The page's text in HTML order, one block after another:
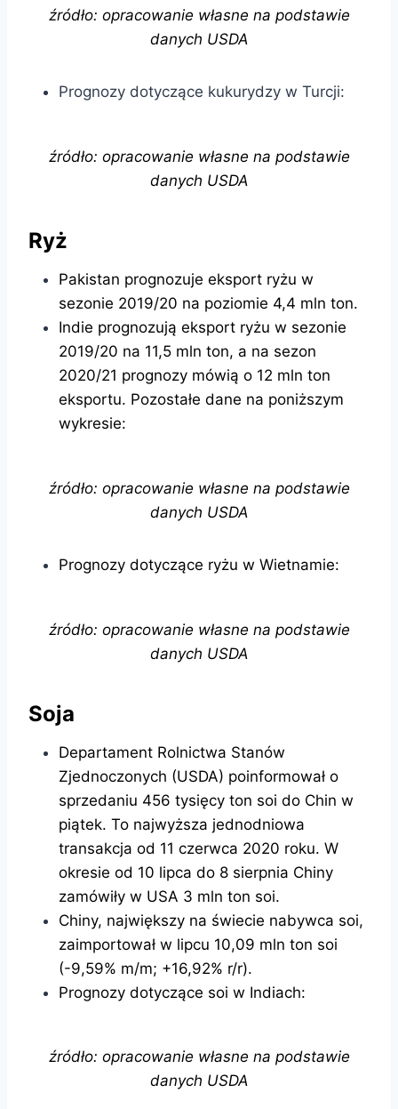
źródło: opracowanie własne na podstawie
danych USDA
Prognozy dotyczące kukurydzy w Turcji:
źródło: opracowanie własne na podstawie
danych USDA
Ryż
Pakistan prognozuje eksport ryżu w
sezonie 2019/20 na poziomie 4,4 mln ton.
Indie prognozują eksport ryżu w sezonie
2019/20 na 11,5 mln ton, a na sezon
2020/21 prognozy mówią o 12 mln ton
eksportu. Pozostałe dane na poniższym
wykresie:
źródło: opracowanie własne na podstawie
danych USDA
Prognozy dotyczące ryżu w Wietnamie:
źródło: opracowanie własne na podstawie
danych USDA
Soja
Departament Rolnictwa Stanów
Zjednoczonych (USDA) poinformował o
sprzedaniu 456 tysięcy ton soi do Chin w
piątek. To najwyższa jednodniowa
transakcja od 11 czerwca 2020 roku. W
okresie od 10 lipca do 8 sierpnia Chiny
zamówiły w USA 3 mln ton soi.
Chiny, największy na świecie nabywca soi,
zaimportował w lipcu 10,09 mln ton soi
(-9,59% m/m; +16,92% r/r).
Prognozy dotyczące soi w Indiach:
źródło: opracowanie własne na podstawie
danych USDA